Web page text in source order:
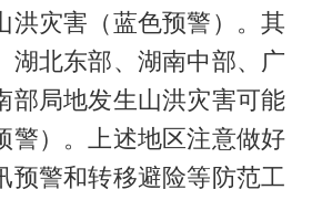
洪灾害（蓝色预警）。其
湖北东部、湖南中部、广
部局地发生山洪灾害可能
警）。上述地区注意做好
预警和转移避险等防范工